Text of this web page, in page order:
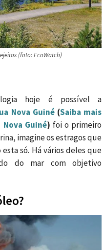
(foto: EcoWatch)
hoje é possível a
Nova Guiné(Saiba mais
Guiné) foi o primeiro
imagine os estragos que
esta só. Há vários deles que
do mar com objetivo